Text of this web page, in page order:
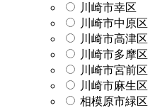
川崎市幸区
川崎市中原区
川崎市高津区
川崎市多摩区
川崎市宮前区
川崎市麻生区
相模原市緑区